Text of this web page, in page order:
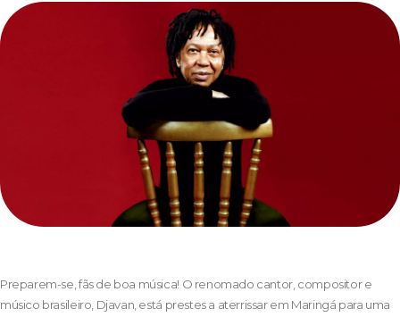
Preparem-se, fãs de boa música! O renomado cantor, compositor e
músico brasileiro, Djavan, está prestes a aterrissar em Maringá para uma